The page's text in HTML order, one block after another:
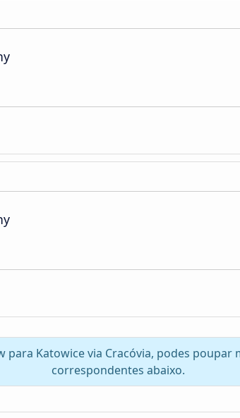
para Katowice via Cracóvia, podes poupar
correspondentes abaixo.